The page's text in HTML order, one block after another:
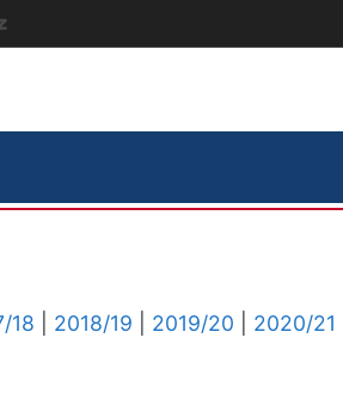
18 2018/19 2019/20
2020/21